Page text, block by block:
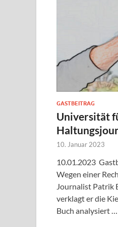
GASTBEITRAG
Universität
10. Januar 2023
10.01.2023
Wegen einer
Journalist Patrik
verklagt er die
Buch analysiert …